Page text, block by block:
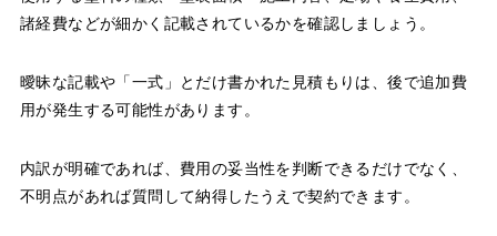
諸経費などが細かく記載されているかを確認しましょう。
曖昧な記載や「一式」とだけ書かれた見積もりは、後で追加費
用が発生する可能性があります。
内訳が明確であれば、費用の妥当性を判断できるだけでなく、
不明点があれば質問して納得したうえで契約できます。